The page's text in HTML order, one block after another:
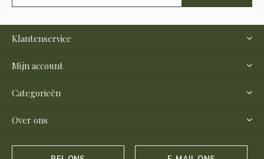
Klantenservice
Mijn account
Categorieën
Over ons